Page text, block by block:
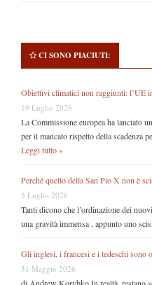
CI SONO PIACIUTI:
Obiettivi climatici non raggiunti: l’UE
19 Luglio 2026
La Commissione europea ha lanciato
per il mancato rispetto della scadenza
Leggi tutto »
Perché quello della San Pio X non è
5 Luglio 2026
Tanti dicono che l’ordinazione dei
una gravità immensa , appunto uno
Gli inglesi, i francesi e i tedeschi sono
31 Maggio 2026
di Andrew Korybko In realtà, restano